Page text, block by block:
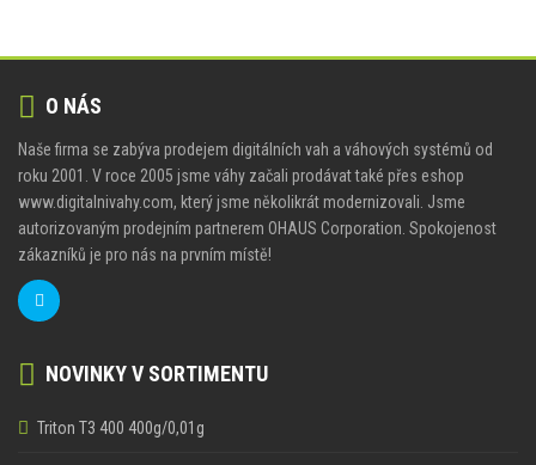
O NÁS
Naše firma se zabýva prodejem digitálních vah a váhových systémů od
roku 2001. V roce 2005 jsme váhy začali prodávat také přes eshop
www.digitalnivahy.com, který jsme několikrát modernizovali. Jsme
autorizovaným prodejním partnerem OHAUS Corporation. Spokojenost
zákazníků je pro nás na prvním místě!
NOVINKY V SORTIMENTU
Triton T3 400 400g/0,01g